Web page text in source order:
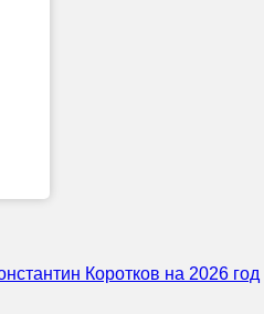
Коротков на 2026 год